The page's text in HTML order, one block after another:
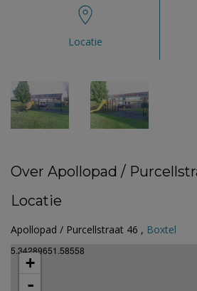
Locatie
Over Apollopad /
Locatie
Apollopad / Purcellstraat 46 , Boxtel
5.34289651.58558
+
-